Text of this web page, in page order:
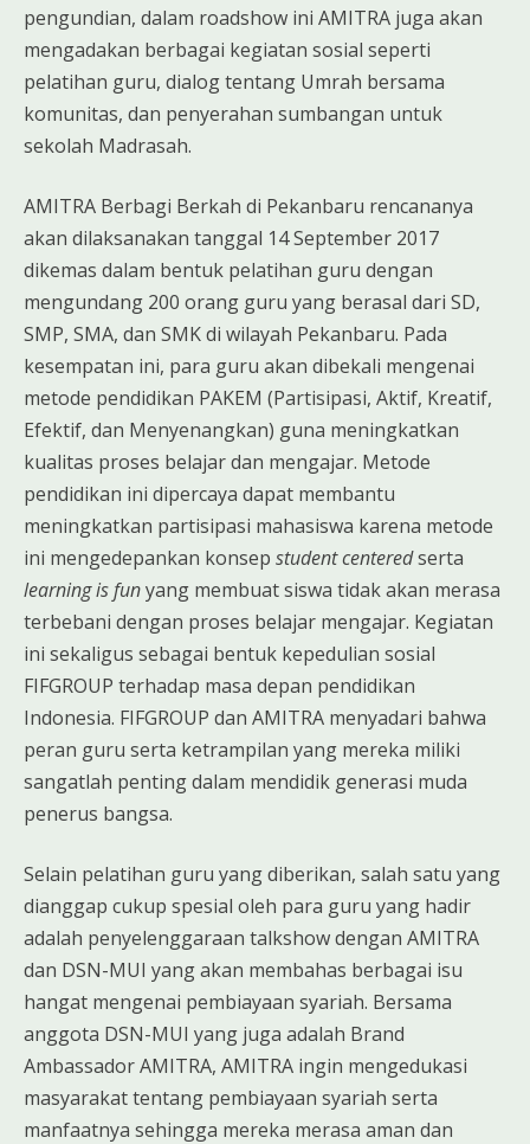
pengundian, dalam roadshow ini AMITRA juga akan
mengadakan berbagai kegiatan sosial seperti
pelatihan guru, dialog tentang Umrah bersama
komunitas, dan penyerahan sumbangan untuk
sekolah Madrasah.
AMITRA Berbagi Berkah di Pekanbaru rencananya
akan dilaksanakan tanggal 14 September 2017
dikemas dalam bentuk pelatihan guru dengan
mengundang 200 orang guru yang berasal dari SD,
SMP, SMA, dan SMK di wilayah Pekanbaru. Pada
kesempatan ini, para guru akan dibekali mengenai
metode pendidikan PAKEM (Partisipasi, Aktif, Kreatif,
Efektif, dan Menyenangkan) guna meningkatkan
kualitas proses belajar dan mengajar. Metode
pendidikan ini dipercaya dapat membantu
meningkatkan partisipasi mahasiswa karena metode
ini mengedepankan konsep student centeredserta
learning is funyang membuat siswa tidak akan merasa
terbebani dengan proses belajar mengajar. Kegiatan
ini sekaligus sebagai bentuk kepedulian sosial
FIFGROUP terhadap masa depan pendidikan
Indonesia. FIFGROUP dan AMITRA menyadari bahwa
peran guru serta ketrampilan yang mereka miliki
sangatlah penting dalam mendidik generasi muda
penerus bangsa.
Selain pelatihan guru yang diberikan, salah satu yang
dianggap cukup spesial oleh para guru yang hadir
adalah penyelenggaraan talkshow dengan AMITRA
dan DSN-MUI yang akan membahas berbagai isu
hangat mengenai pembiayaan syariah. Bersama
anggota DSN-MUI yang juga adalah Brand
Ambassador AMITRA, AMITRA ingin mengedukasi
masyarakat tentang pembiayaan syariah serta
manfaatnya sehingga mereka merasa aman dan